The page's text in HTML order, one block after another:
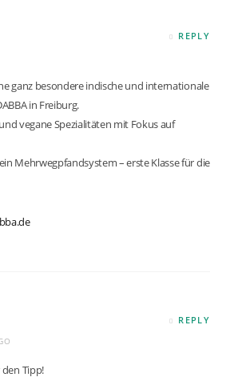
REPLY
ganz besondere indische und internationale
in Freiburg.
vegane Spezialitäten mit Fokus auf
Mehrwegpfandsystem – erste Klasse für die
REPLY
Tipp!